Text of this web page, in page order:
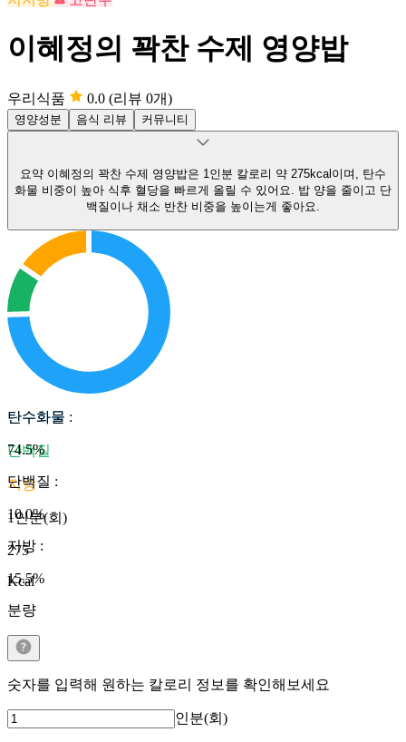
이혜정의 꽉찬 수제 영양밥
우리식품 0.0 (리뷰 0개)
영양성분 음식 리뷰 커뮤니티
요약 이혜정의 꽉찬 수제 영양밥은 1인분 칼로리 약 275kcal이며, 탄수
화물 비중이 높아 식후 혈당을 빠르게 올릴 수 있어요. 밥 양을 줄이고 단
백질이나 채소 반찬 비중을 높이는게 좋아요.
탄수화물
단백질
지방
1인분(회)
275
Kcal
탄수화물 :
74.5%
단백질 :
10.0%
지방 :
15.5%
분량
숫자를 입력해 원하는 칼로리 정보를 확인해보세요
인분(회)